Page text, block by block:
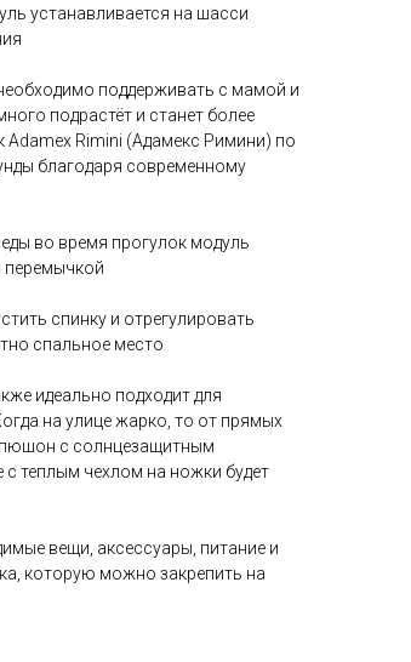
устанавливается на шасси
поддерживать с мамой и
подрастёт и станет более
Rimini (Адамекс Римини) по
благодаря современному
во время прогулок модуль
спинку и отрегулировать
спальное место
идеально подходит для
на улице жарко, то от прямых
с солнцезащитным
теплым чехлом на ножки будет
вещи, аксессуары, питание и
которую можно закрепить на